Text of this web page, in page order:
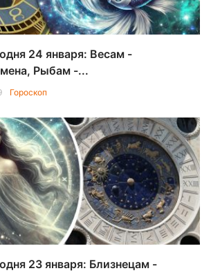
24 января: Весам -
Рыбам -...
Гороскоп
23 января: Близнецам -